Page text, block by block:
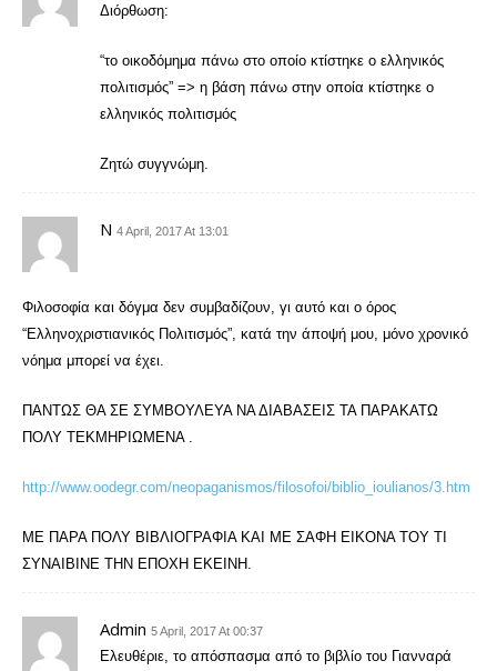
Διόρθωση:
“το οικοδόμημα πάνω στο οποίο κτίστηκε ο ελληνικός
πολιτισμός” => η βάση πάνω στην οποία κτίστηκε ο
ελληνικός πολιτισμός
Ζητώ συγγνώμη.
Ν 4 April, 2017 At 13:01
Φιλοσοφία και δόγμα δεν συμβαδίζουν, γι αυτό και ο όρος
“Ελληνοχριστιανικός Πολιτισμός”, κατά την άποψή μου, μόνο χρονικό
νόημα μπορεί να έχει.
ΠΑΝΤΩΣ ΘΑ ΣΕ ΣΥΜΒΟΥΛΕΥΑ ΝΑ ΔΙΑΒΑΣΕΙΣ ΤΑ ΠΑΡΑΚΑΤΩ
ΠΟΛΥ ΤΕΚΜΗΡΙΩΜΕΝΑ .
http://www.oodegr.com/neopaganismos/filosofoi/biblio_ioulianos/3.htm
ME ΠΑΡΑ ΠΟΛΥ ΒΙΒΛΙΟΓΡΑΦΙΑ ΚΑΙ ΜΕ ΣΑΦΗ ΕΙΚΟΝΑ ΤΟΥ ΤΙ
ΣΥΝΑΙΒΙΝΕ ΤΗΝ ΕΠΟΧΗ ΕΚΕΙΝΗ.
Admin 5 April, 2017 At 00:37
Ελευθέριε, το απόσπασμα από το βιβλίο του Γιανναρά